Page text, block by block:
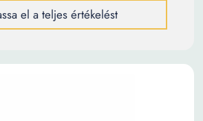
el a teljes értékelést